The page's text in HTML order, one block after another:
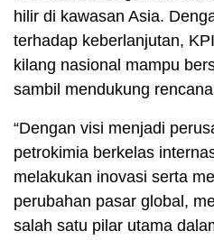
hilir di kawasan Asia.
terhadap keberlanjutan,
kilang nasional mampu
sambil mendukung
“Dengan visi menjadi
petrokimia berkelas
melakukan inovasi serta
perubahan pasar global,
salah satu pilar utama